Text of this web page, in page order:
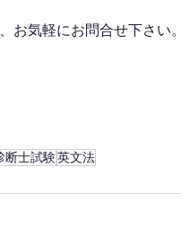
お気軽にお問合せ下さい
断士試験英文法